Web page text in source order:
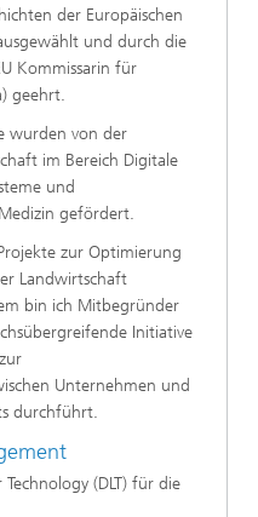
der Europäischen
und durch die
Kommissarin für
geehrt.
wurden von der
im Bereich Digitale
und
gefördert.
zur Optimierung
Landwirtschaft
bin ich Mitbegründer
Initiative
Unternehmen und
durchführt.
(DLT) für die